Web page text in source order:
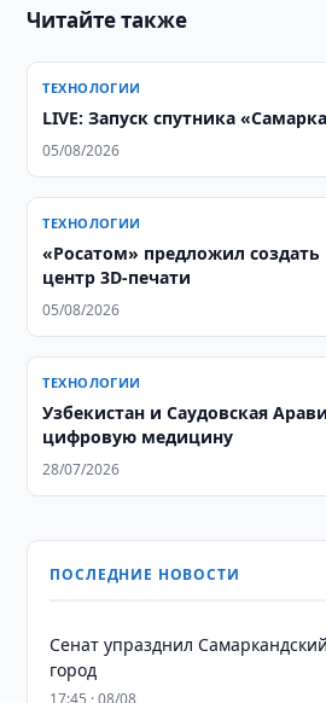
Читайте также
ТЕХНОЛОГИИ
LIVE: Запуск спутника
05/08/2026
ТЕХНОЛОГИИ
«Росатом» предложил создать
центр 3D-печати
05/08/2026
ТЕХНОЛОГИИ
Узбекистан и Саудовская
цифровую медицину
28/07/2026
ПОСЛЕДНИЕ НОВОСТИ
Сенат упразднил
город
17:45 · 08/08